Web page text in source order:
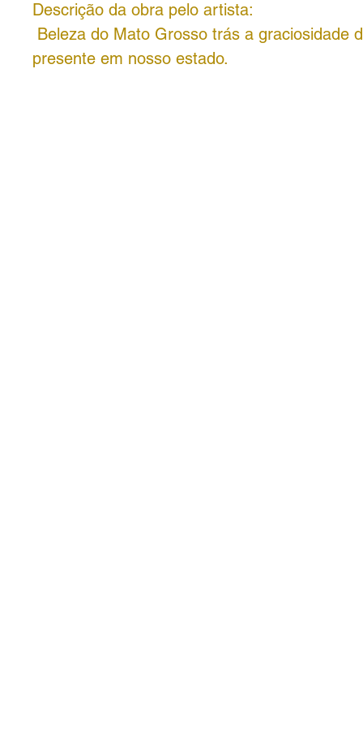
Descrição da obra pelo artista:
Beleza do Mato Grosso trás a graciosidade
presente em nosso estado.